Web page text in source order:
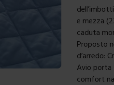
e mezza
caduta
Proposto
d’arredo:
Avio porta
comfort